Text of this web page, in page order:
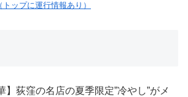
ップに運行情報あり）
】荻窪の名店の夏季限定”冷やし”がメ